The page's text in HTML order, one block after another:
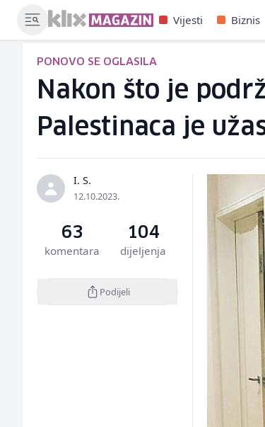
Vijesti Biznis
PONOVO SE OGLASILA
Nakon što je
Palestinaca je
I. S.
12.10.2023.
63
komentara
104
dijeljenja
Podijeli